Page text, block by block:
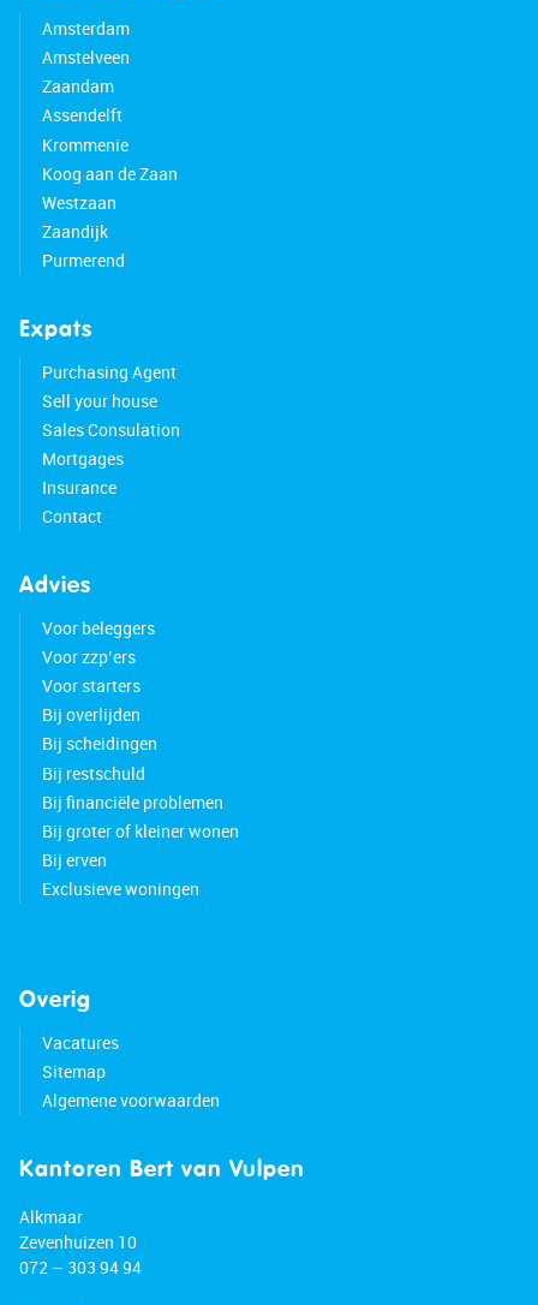
Amsterdam
Amstelveen
Zaandam
Assendelft
Krommenie
Koog aan de Zaan
Westzaan
Zaandijk
Purmerend
Expats
Purchasing Agent
Sell your house
Sales Consulation
Mortgages
Insurance
Contact
Advies
Voor beleggers
Voor zzp’ers
Voor starters
Bij overlijden
Bij scheidingen
Bij restschuld
Bij financiële problemen
Bij groter of kleiner wonen
Bij erven
Exclusieve woningen
Overig
Vacatures
Sitemap
Algemene voorwaarden
Kantoren Bert van Vulpen
Alkmaar
Zevenhuizen 10
072 – 303 94 94